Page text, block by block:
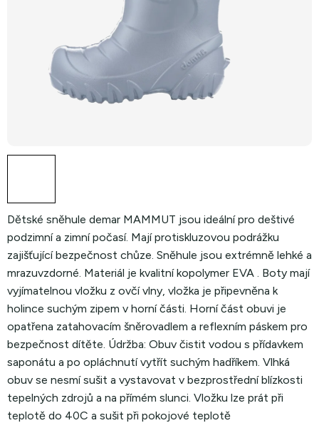
Dětské sněhule demar MAMMUT jsou ideální pro deštivé
podzimní a zimní počasí. Mají protiskluzovou podrážku
zajišťující bezpečnost chůze. Sněhule jsou extrémně lehké a
mrazuvzdorné. Materiál je kvalitní kopolymer EVA . Boty mají
vyjímatelnou vložku z ovčí vlny, vložka je připevněna k
holince suchým zipem v horní části. Horní část obuvi je
opatřena zatahovacím šněrovadlem a reflexním páskem pro
bezpečnost dítěte. Údržba: Obuv čistit vodou s přídavkem
saponátu a po opláchnutí vytřít suchým hadříkem. Vlhká
obuv se nesmí sušit a vystavovat v bezprostřední blízkosti
tepelných zdrojů a na přímém slunci. Vložku lze prát při
teplotě do 40C a sušit při pokojové teplotě